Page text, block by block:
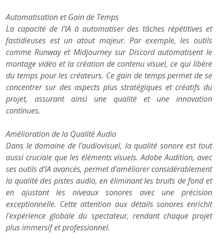
Automatisation et Gain de Temps
La capacité de l'IA à automatiser des tâches répétitives et
fastidieuses est un atout majeur. Par exemple, les outils
comme Runway et Midjourney sur Discord automatisent le
montage vidéo et la création de contenu visuel, ce qui libère
du temps pour les créateurs. Ce gain de temps permet de se
concentrer sur des aspects plus stratégiques et créatifs du
projet, assurant ainsi une qualité et une innovation
continues.
Amélioration de la Qualité Audio
Dans le domaine de l'audiovisuel, la qualité sonore est tout
aussi cruciale que les éléments visuels. Adobe Audition, avec
ses outils d'IA avancés, permet d'améliorer considérablement
la qualité des pistes audio, en éliminant les bruits de fond et
en ajustant les niveaux sonores avec une précision
exceptionnelle. Cette attention aux détails sonores enrichit
l'expérience globale du spectateur, rendant chaque projet
plus immersif et professionnel.